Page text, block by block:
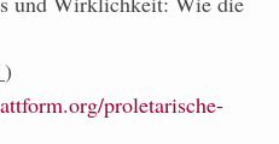
proletarische-